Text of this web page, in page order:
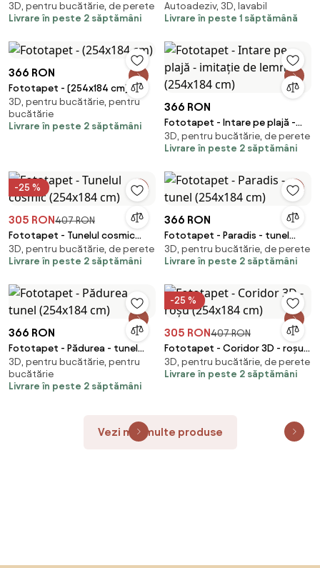
pitorești (254x184 cm)
3D, pentru bucătărie, de perete
Livrare în peste 2 săptămâni
abstract (95x205cm)
Autoadeziv, 3D, lavabil
Livrare în peste 1 săptămână
366 RON
Fototapet - (254x184 cm)
3D, pentru bucătărie, pentru
bucătărie
Livrare în peste 2 săptămâni
366 RON
Fototapet - Intare pe plajă -
imitație de lemn (254x184 cm)
3D, pentru bucătărie, de perete
Livrare în peste 2 săptămâni
-25 %
305 RON407 RON
Fototapet - Tunelul cosmic
(254x184 cm)
3D, pentru bucătărie, de perete
Livrare în peste 2 săptămâni
366 RON
Fototapet - Paradis - tunel
(254x184 cm)
3D, pentru bucătărie, de perete
Livrare în peste 2 săptămâni
366 RON
Fototapet - Pădurea - tunel
(254x184 cm)
3D, pentru bucătărie, pentru
bucătărie
Livrare în peste 2 săptămâni
-25 %
305 RON407 RON
Fototapet - Coridor 3D - roșu
(254x184 cm)
3D, pentru bucătărie, de perete
Livrare în peste 2 săptămâni
Vezi mai multe produse